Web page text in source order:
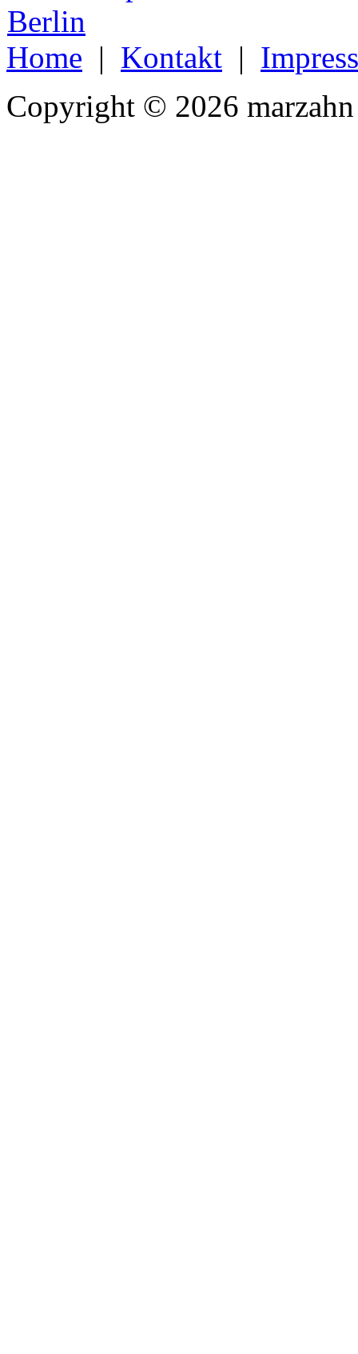
Home | Kontakt |
Copyright © 2026